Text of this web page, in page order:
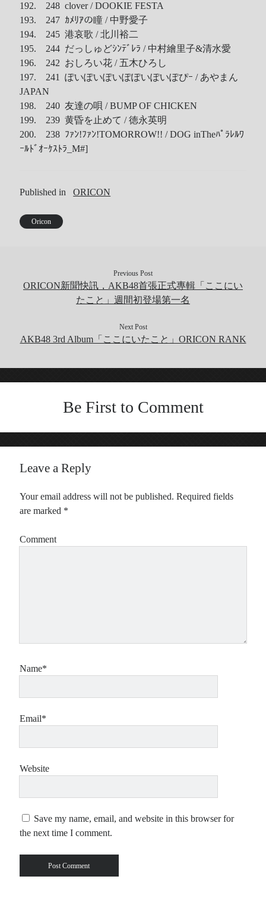
192. 248 clover / DOOKIE FESTA
193. 247 ｶﾒﾘｱの瞳 / 中野愛子
194. 245 港哀歌 / 北川裕二
195. 244 だっしゅどｼﾝﾃﾞﾚﾗ / 中村繪里子&清水愛
196. 242 おしろい花 / 五木ひろし
197. 241 ぽいぽいぽいぽぽいぽいぽぴｰ / あやまん
JAPAN
198. 240 友達の唄 / BUMP OF CHICKEN
199. 239 黄昏を止めて / 徳永英明
200. 238 ﾌｧﾝ!ﾌｧﾝ!TOMORROW!! / DOG inTheﾊﾟﾗﾚﾙﾜ
ｰﾙﾄﾞｵｰｹｽﾄﾗ _M#]
Published in ORICON
Oricon
Previous Post
ORICON新聞快訊，AKB48首張正式專輯「ここにい
たこと」週間初登場第一名
Next Post
AKB48 3rd Album「ここにいたこと」ORICON RANK
Be First to Comment
Leave a Reply
Your email address will not be published. Required fields
are marked *
Comment
Name*
Email*
Website
Save my name, email, and website in this browser for
the next time I comment.